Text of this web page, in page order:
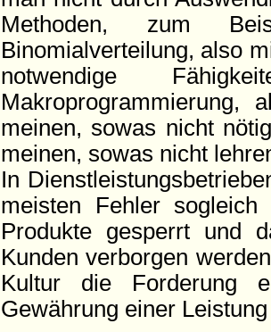
Methoden, zum
Binomialverteilung, also
notwendige
meinen, sowas nicht
meinen, sowas nicht
In
meisten Fehler
Produkte gesperrt und
Kunden verborgen
Kultur die Forderung
Gewährung einer